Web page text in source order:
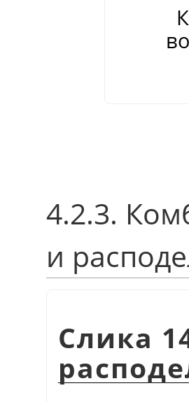
4.2.3.
и
Слика